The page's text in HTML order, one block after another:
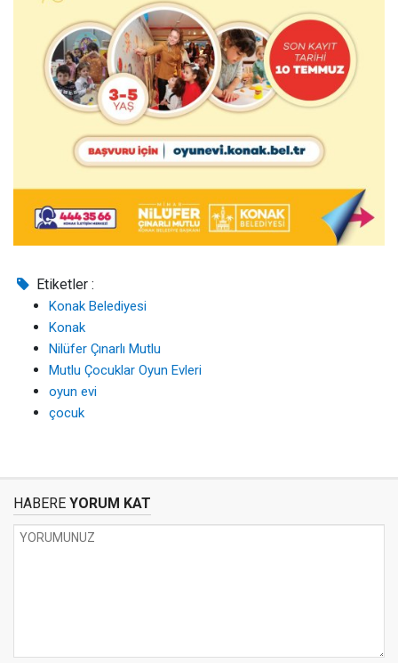
Etiketler :
Konak Belediyesi
Konak
Nilüfer Çınarlı Mutlu
Mutlu Çocuklar Oyun Evleri
oyun evi
çocuk
HABERE YORUM KAT